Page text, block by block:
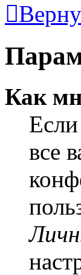
Как
все